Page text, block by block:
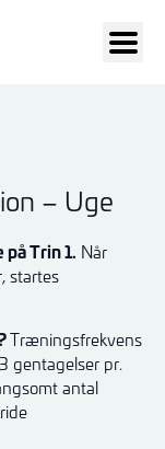
– Uge
Trin 1. Når
startes
Træningsfrekvens
gentagelser pr.
antal